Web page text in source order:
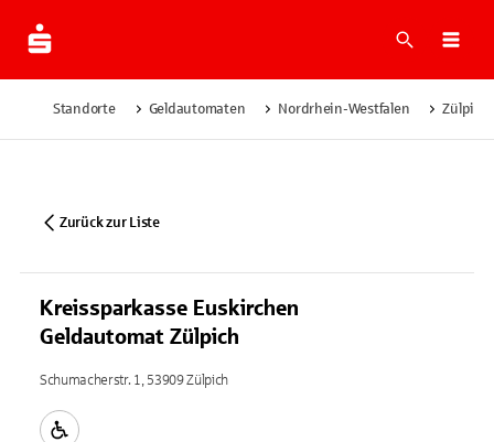
Suche
Standorte Geldautomaten Nordrhein-Westfalen Zülpich
Zurück zur Liste
Kreissparkasse Euskirchen
Geldautomat Zülpich
Schumacherstr. 1, 53909 Zülpich